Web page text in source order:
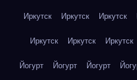
Иркутск Иркутск Иркутск
Иркутск Иркутск Иркутск
Йогурт Йогурт Йогурт